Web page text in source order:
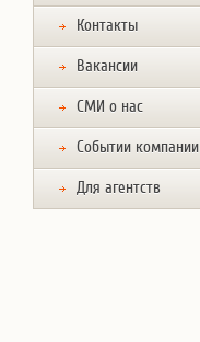
Контакты
Вакансии
СМИ о нас
Событии компании
Для агентств